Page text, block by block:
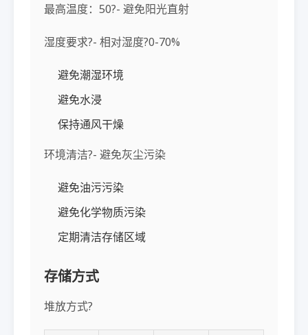
最高温度：50?- 避免阳光直射
湿度要求?- 相对湿度?0-70%
避免潮湿环境
避免水浸
保持通风干燥
环境清洁?- 避免灰尘污染
避免油污污染
避免化学物质污染
定期清洁存储区域
存储方式
堆放方式?